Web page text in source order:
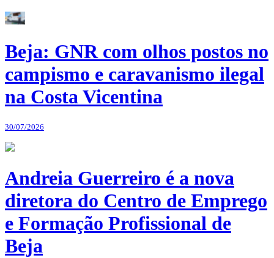
Beja: GNR com olhos postos no
campismo e caravanismo ilegal
na Costa Vicentina
30/07/2026
Andreia Guerreiro é a nova
diretora do Centro de Emprego
e Formação Profissional de
Beja